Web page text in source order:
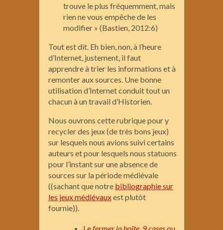
trouve le plus fréquemment, mais
rien ne vous empêche de les
modifier » (Bastien, 2012:6)
Tout est dit. Eh bien, non, à l’heure
d’Internet, justement, il faut
apprendre à trier les informations et à
remonter aux sources. Une bonne
utilisation d’Internet conduit tout un
chacun à un travail d’Historien.
Nous ouvrons cette rubrique pour y
recycler des jeux (de très bons jeux)
sur lesquels nous avions suivi certains
auteurs et pour lesquels nous statuons
pour l’instant sur une absence de
sources sur la période médiévale
((sachant que notre bibliographie sur
les jeux médiévauxest plutôt
fournie)).